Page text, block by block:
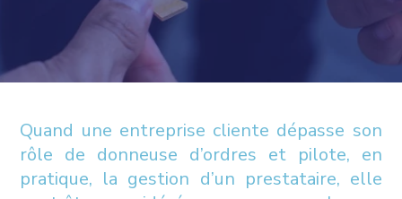
Quand une entreprise cliente dépasse son
rôle de donneuse d’ordres et pilote, en
pratique, la gestion d’un prestataire, elle